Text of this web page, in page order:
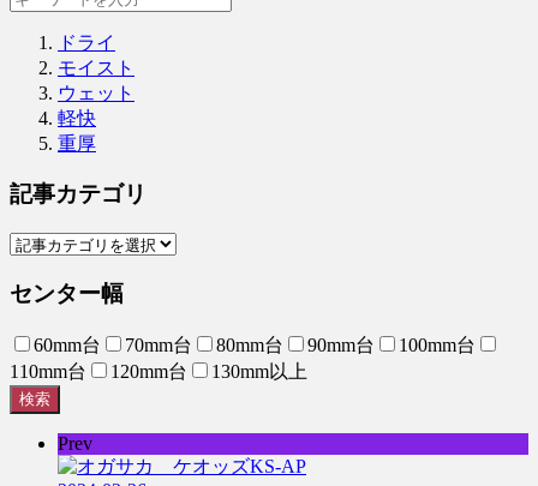
ドライ
モイスト
ウェット
軽快
重厚
記事カテゴリ
センター幅
60mm台 70mm台 80mm台 90mm台
100mm台
110mm台
120mm台 130mm以上
検索
Prev